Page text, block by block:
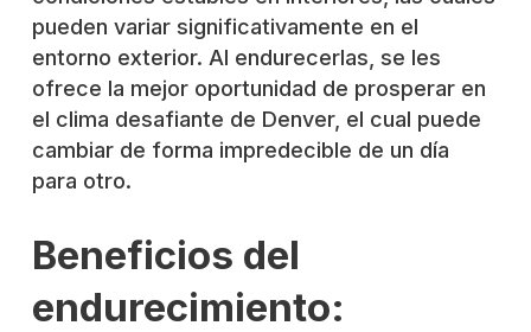
pueden variar significativamente en el
entorno exterior. Al endurecerlas, se les
ofrece la mejor oportunidad de prosperar en
el clima desafiante de Denver, el cual puede
cambiar de forma impredecible de un día
para otro.
Beneficios del
endurecimiento: